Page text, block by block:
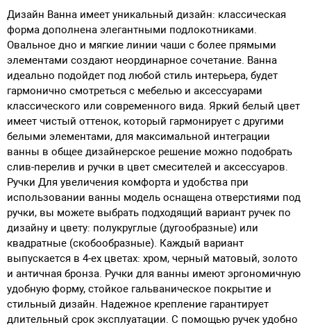
Дизайн Ванна имеет уникальный дизайн: классическая
форма дополнена элегантными подлокотниками.
Овальное дно и мягкие линии чаши с более прямыми
элементами создают неординарное сочетание. Ванна
идеально подойдет под любой стиль интерьера, будет
гармонично смотреться с мебелью и аксессуарами
классического или современного вида. Яркий белый цвет
имеет чистый оттенок, который гармонирует с другими
белыми элементами, для максимальной интеграции
ванны в общее дизайнерское решение можно подобрать
слив-перелив и ручки в цвет смесителей и аксессуаров.
Ручки Для увеличения комфорта и удобства при
использовании ванны модель оснащена отверстиями под
ручки, вы можете выбрать подходящий вариант ручек по
дизайну и цвету: полукруглые (дугообразные) или
квадратные (скобообразные). Каждый вариант
выпускается в 4-ех цветах: хром, черный матовый, золото
и античная бронза. Ручки для ванны имеют эргономичную
удобную форму, стойкое гальваническое покрытие и
стильный дизайн. Надежное крепление гарантирует
длительный срок эксплуатации. С помощью ручек удобно